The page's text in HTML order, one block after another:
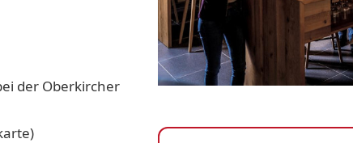
der Oberkircher